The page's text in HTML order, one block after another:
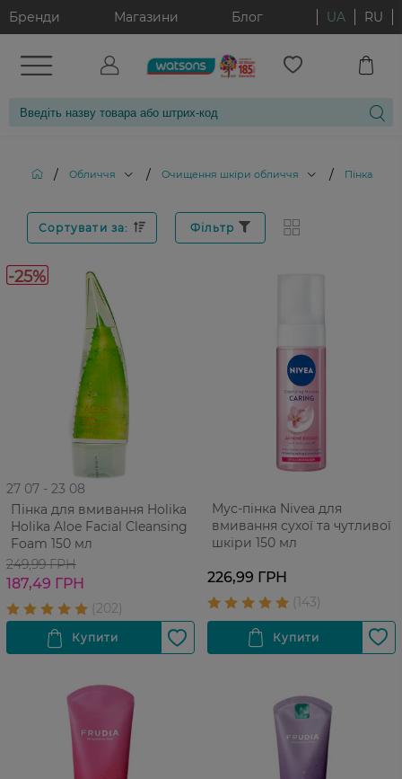
Бренди Магазини Блог UA RU
/ Обличчя / Очищення шкіри обличчя / Пінка для
Сортувати за: Фільтр
-25%
27 07 - 23 08
Пінка для вмивання Holika
Holika Aloe Facial Cleansing
Foam 150 мл
249,99 ГРН
187,49 ГРН
Мус-пінка Nivea для
вмивання сухої та чутливої
шкіри 150 мл
226,99 ГРН